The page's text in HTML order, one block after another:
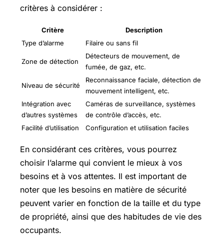
critères à considérer :
Critère
Description
Type d’alarme
Filaire ou sans fil
Zone de détection
Détecteurs de mouvement, de
fumée, de gaz, etc.
Niveau de sécurité
Reconnaissance faciale, détection de
mouvement intelligent, etc.
Intégration avec
d’autres systèmes
Caméras de surveillance, systèmes
de contrôle d’accès, etc.
Facilité d’utilisation
Configuration et utilisation faciles
En considérant ces critères, vous pourrez
choisir l’alarme qui convient le mieux à vos
besoins et à vos attentes. Il est important de
noter que les besoins en matière de sécurité
peuvent varier en fonction de la taille et du type
de propriété, ainsi que des habitudes de vie des
occupants.